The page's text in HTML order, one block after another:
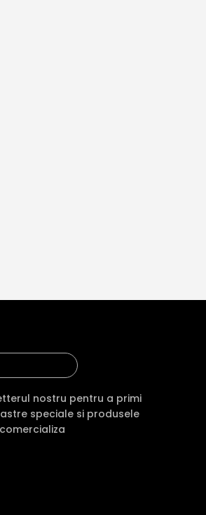
nostru pentru a primi
speciale si produsele